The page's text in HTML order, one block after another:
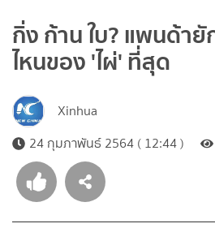
กิ่ง ก้าน ใบ? แพนด้า
ไหนของ 'ไผ่' ที่สุด
Xinhua
24 กุมภาพันธ์ 2564 ( 12:44 )